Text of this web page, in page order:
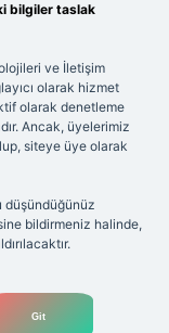
bilgiler taslak
ve İletişim
olarak hizmet
olarak denetleme
Ancak, üyelerimiz
siteye üye olarak
düşündüğünüz
bildirmeniz halinde,